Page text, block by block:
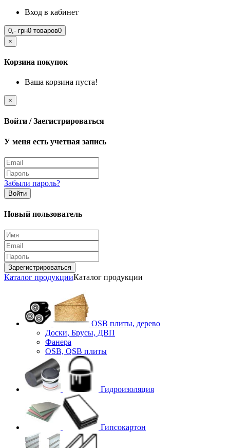
Вход в кабинет
0,- грн0 товаров0
×
Корзина покупок
Ваша корзина пуста!
×
Войти / Заегистрироваться
У меня есть учетная запись
Забыли пароль?
Войти
Новый пользователь
Зарегистрироваться
Каталог продукцииКаталог продукции
OSB плиты, дерево
Доски, Брусы, ДВП
Фанера
OSB, QSB плиты
Гидроизоляция
Гипсокартон